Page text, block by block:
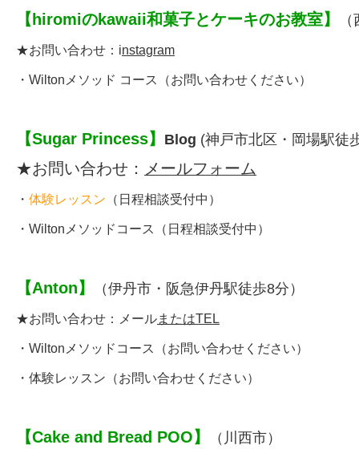
【 hiromiのkawaii和菓子とケーキのお教室】
★お問い合わせ： instagram
・ Wiltonメソッド コース （お問い合わせください）
【Sugar Princess】 Blog (神戸市北区・岡場駅徒
★お問い合わせ： メールフォーム
・ 体験レッスン （日程相談受付中）
・ Wiltonメソッドコース （日程相談受付中）
【Anton】 （伊丹市・ 阪急伊丹駅徒歩8分 ）
★お問い合わせ： メールまたはTEL
・ Wiltonメソッドコース （お問い合わせください）
・ 体験レッスン （お問い合わせください）
【Cake and Bread POO】 （川西市）